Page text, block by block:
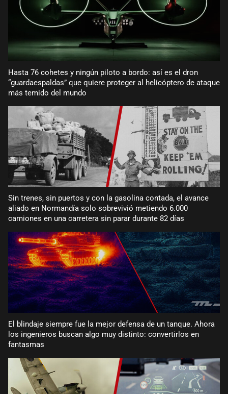
Hasta 76 cohetes y ningún piloto a bordo: así es el dron
“guardaespaldas” que quiere proteger al helicóptero de ataque
más temido del mundo
Sin trenes, sin puertos y con la gasolina contada, el avance
aliado en Normandía solo sobrevivió metiendo 6.000
camiones en una carretera sin parar durante 82 días
El blindaje siempre fue la mejor defensa de un tanque. Ahora
los ingenieros buscan algo muy distinto: convertirlos en
fantasmas